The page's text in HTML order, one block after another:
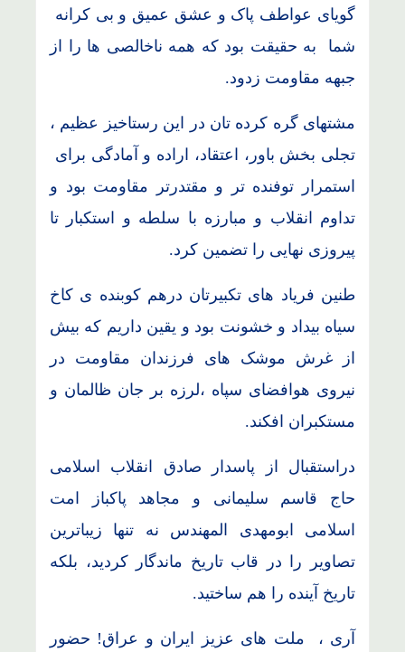
گویای عواطف پاک و عشق عمیق و بی کرانه
شما به حقیقت بود که همه ناخالصی ها را از
جبهه مقاومت زدود.
مشتهای گره کرده تان در این رستاخیز عظیم ،
تجلی بخش باور، اعتقاد، اراده و آمادگی برای
استمرار توفنده تر و مقتدرتر مقاومت بود و
تداوم انقلاب و مبارزه با سلطه و استکبار تا
پیروزی نهایی را تضمین کرد.
طنین فریاد های تکبیرتان درهم کوبنده ی کاخ
سیاه بیداد و خشونت بود و یقین داریم که بیش
از غرش موشک های فرزندان مقاومت در
نیروی هوافضای سپاه ،لرزه بر جان ظالمان و
مستکبران افکند.
دراستقبال از پاسدار صادق انقلاب اسلامی
حاج قاسم سلیمانی و مجاهد پاکباز امت
اسلامی ابومهدی المهندس نه تنها زیباترین
تصاویر را در قاب تاریخ ماندگار کردید، بلکه
تاریخ آینده را هم ساختید.
آری ، ملت های عزیز ایران و عراق! حضور